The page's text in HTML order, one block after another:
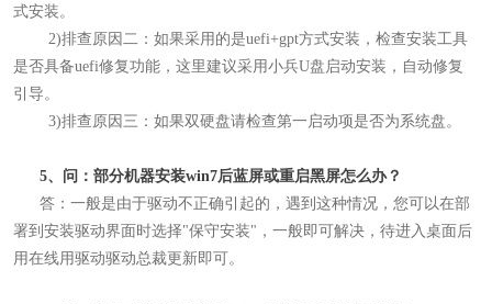
式安装。
2)排查原因二：如果采用的是uefi+gpt方式安装，检查安装工具
是否具备uefi修复功能，这里建议采用小兵U盘启动安装，自动修复
引导。
3)排查原因三：如果双硬盘请检查第一启动项是否为系统盘。
5、问：部分机器安装win7后蓝屏或重启黑屏怎么办？
答：一般是由于驱动不正确引起的，遇到这种情况，您可以在部
署到安装驱动界面时选择"保守安装" ，一般即可解决，待进入桌面后
用在线用驱动驱动总裁更新即可。